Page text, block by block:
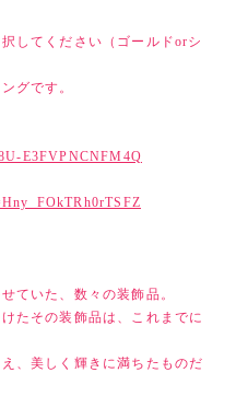
してください（ゴールドorシ
グです。
E3FVPNCNFM4Q
ていた、数々の装飾品。
たその装飾品は、これまでに
、美しく輝きに満ちたものだ